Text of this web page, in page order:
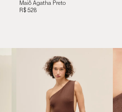
Maiô Agatha Preto
R$ 528